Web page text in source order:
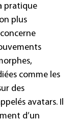
pratique
plus
comme les
des
avatars. Il
d’un